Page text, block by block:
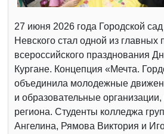
27 июня 2026 года Городской
Невского стал одной из главных
всероссийского празднования
Кургане. Концепция «Мечта.
объединила молодежные
и образовательные
региона. Студенты колледжа
Ангелина, Рямова Виктория и